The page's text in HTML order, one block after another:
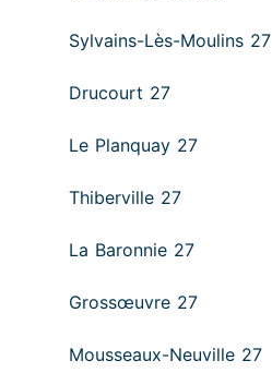
Sylvains-Lès-Moulins 27
Drucourt 27
Le Planquay 27
Thiberville 27
La Baronnie 27
Grossœuvre 27
Mousseaux-Neuville 27